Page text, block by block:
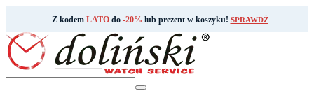
Z kodem LATOdo -20% lub prezent w koszyku! SPRAWDŹ